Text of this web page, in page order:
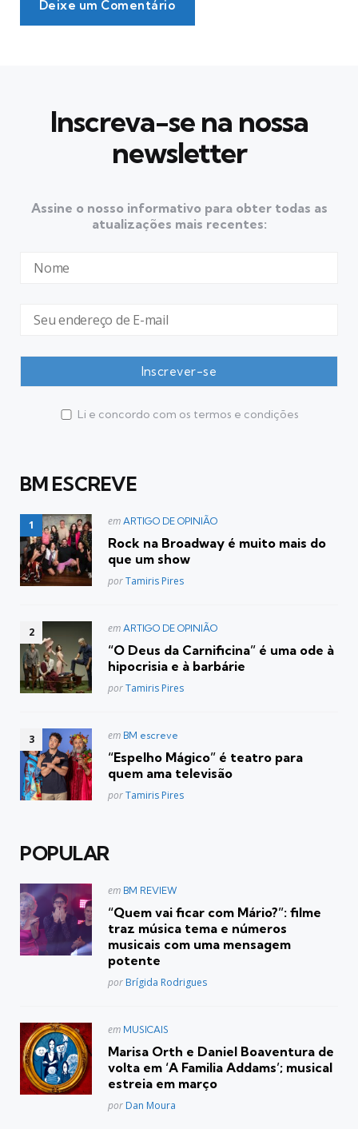
Deixe um Comentário
Inscreva-se na nossa
newsletter
Assine o nosso informativo para obter todas as
atualizações mais recentes:
Li e concordo com os termos e condições
BM ESCREVE
Postado
em ARTIGO DE OPINIÃO
Rock na Broadway é muito mais do
que um show
Posted
porTamiris Pires
Postado
em ARTIGO DE OPINIÃO
“O Deus da Carnificina” é uma ode à
hipocrisia e à barbárie
Posted
porTamiris Pires
Postado
em BM escreve
“Espelho Mágico” é teatro para
quem ama televisão
Posted
porTamiris Pires
POPULAR
Postado
em BM REVIEW
“Quem vai ficar com Mário?”: filme
traz música tema e números
musicais com uma mensagem
potente
Posted
por Brígida Rodrigues
Postado
em MUSICAIS
Marisa Orth e Daniel Boaventura de
volta em ‘A Familia Addams’; musical
estreia em março
Posted
por Dan Moura